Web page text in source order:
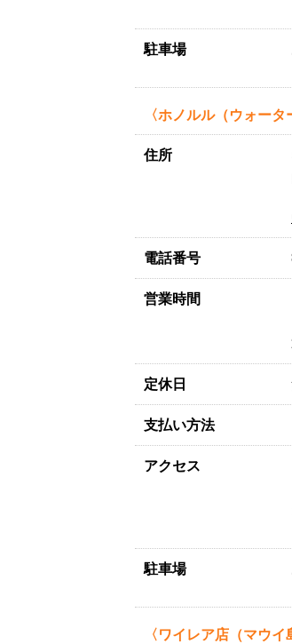
駐車場
〈ホノルル（ウォー
住所
電話番号
営業時間
定休日
支払い方法
アクセス
駐車場
〈ワイレア店（マウイ